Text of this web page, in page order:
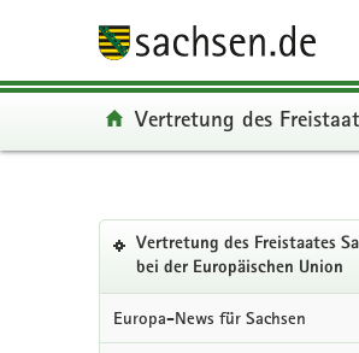
t
l
t
l
p
i
t
r
Portal:
Vertretung des
Portalnavigation
Vertretung des Freistaates
bei der Europäischen Union
Europa-News für Sachsen